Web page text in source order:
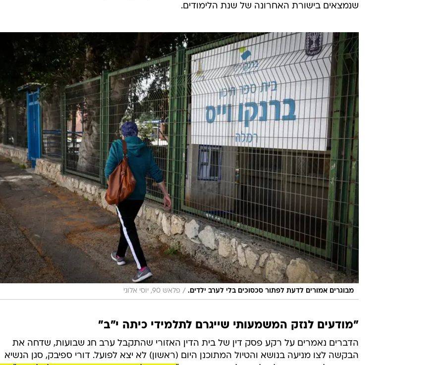
שנמצאים בישורת האחרונה של שנת הלימודים.
מבוגרים אמורים לדעת לפתור סכסוכים בלי לערב ילדים. / פלאש 90, יוסי אלוני
"מודעים לנזק המשמעותי שייגרם לתלמידי כיתה י"ב"
הדברים נאמרים על רקע פסק דין של בית הדין האזורי שהתקבל ערב חג שבועות, שדחה את
הבקשה לצו מניעה בנושא והטיול המתוכנן היום (ראשון) לא יצא לפועל. דורי ספיבק, סגן הנשיא